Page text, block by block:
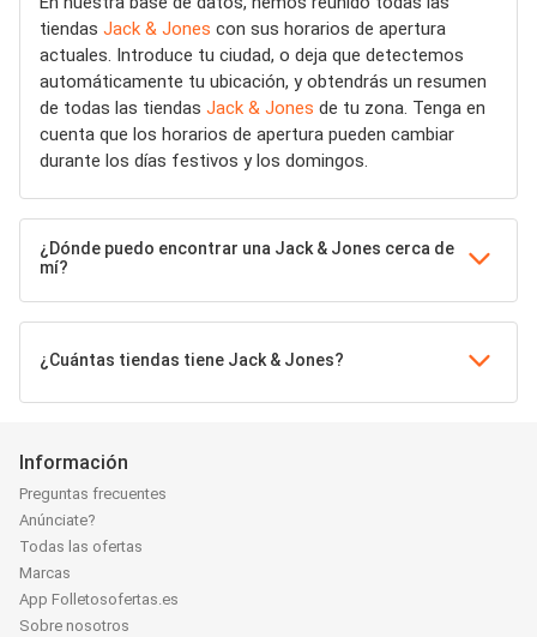
tiendas Jack & Jones con sus horarios de apertura
actuales. Introduce tu ciudad, o deja que detectemos
automáticamente tu ubicación, y obtendrás un resumen
de todas las tiendas Jack & Jones de tu zona. Tenga en
cuenta que los horarios de apertura pueden cambiar
durante los días festivos y los domingos.
¿Dónde puedo encontrar una Jack & Jones cerca de
mí?
¿Cuántas tiendas tiene Jack & Jones?
Información
Preguntas frecuentes
Anúnciate?
Todas las ofertas
Marcas
App Folletosofertas.es
Sobre nosotros